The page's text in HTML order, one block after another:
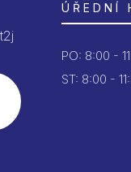
ÚŘEDNÍ
PO: 8:00 -
ST: 8:00 -